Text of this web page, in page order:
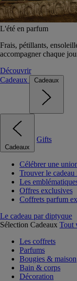
L'été en parfum
Frais, pétillants,
accompagner chaque
Découvrir
Cadeaux
Cadeaux
Cadeaux
Gifts
Célébrer une
Trouver le cadeau
Les
Offres exclusives
Coffrets parfum
Le cadeau par diptyque
Sélection Cadeaux Tout
Les coffrets
Parfums
Bougies & maison
Bain & corps
Décoration